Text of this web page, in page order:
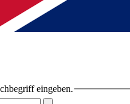
eingeben.